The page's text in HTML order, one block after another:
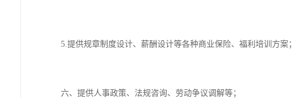
5.提供规章制度设计、薪酬设计等各种商业保险、福利培训方案；
六、提供人事政策、法规咨询、劳动争议调解等；